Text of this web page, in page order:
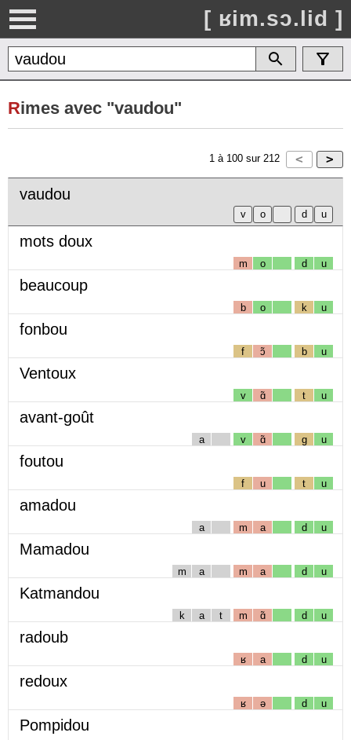
[ ʁim.sɔ.lid ]
Rimes avec "vaudou"
1 à 100 sur 212
vaudou
mots doux
m o d u
beaucoup
b o k u
fonbou
f ɔ̃ b u
Ventoux
v ɑ̃ t u
avant-goût
a v ɑ̃ g u
foutou
f u t u
amadou
a m a d u
Mamadou
m a m a d u
Katmandou
k a t m ɑ̃ d u
radoub
ʁ a d u
redoux
ʁ ə d u
Pompidou